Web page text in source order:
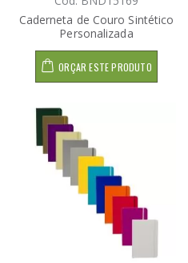
Caderneta de Couro Sintético
Personalizada
ORÇAR ESTE PRODUTO